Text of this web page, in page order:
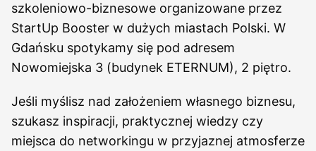
szkoleniowo-biznesowe organizowane przez
StartUp Booster w dużych miastach Polski. W
Gdańsku spotykamy się pod adresem
Nowomiejska 3 (budynek ETERNUM), 2 piętro.
Jeśli myślisz nad założeniem własnego biznesu,
szukasz inspiracji, praktycznej wiedzy czy
miejsca do networkingu w przyjaznej atmosferze